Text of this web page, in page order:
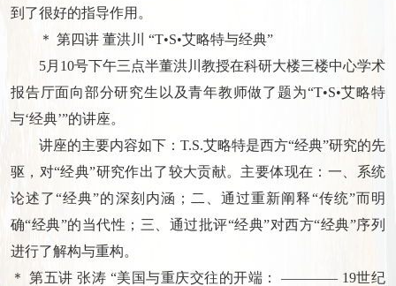
到了很好的指导作用。
＊ 第四讲 董洪川 “T•S•艾略特与经典”
5月10号下午三点半董洪川教授在科研大楼三楼中心学术
报告厅面向部分研究生以及青年教师做了题为“T•S•艾略特
与‘经典’”的讲座。
讲座的主要内容如下：T.S.艾略特是西方“经典”研究的先
驱，对“经典”研究作出了较大贡献。主要体现在：一、系统
论述了“经典”的深刻内涵；二、通过重新阐释“传统”而明
确“经典”的当代性；三、通过批评“经典”对西方“经典”序列
进行了解构与重构。
＊ 第五讲 张涛 “美国与重庆交往的开端： ———— 19世纪